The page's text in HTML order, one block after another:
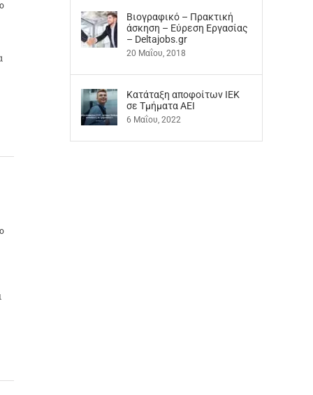
Βιογραφικό – Πρακτική
άσκηση – Εύρεση Εργασίας
– Deltajobs.gr
20 Μαΐου, 2018
Kατάταξη αποφοίτων ΙΕΚ
σε Τμήματα ΑΕΙ
6 Μαΐου, 2022